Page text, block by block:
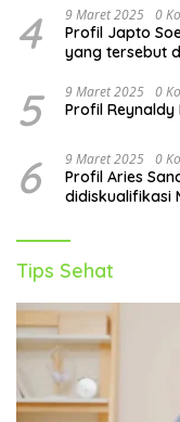
hidup sehatyang
4 9 Maret 2025 0
Profil Japto
yang tersebut
5 9 Maret 2025 0
Profil
6 9 Maret 2025 0
Profil Aries
didiskualifikasi
Tips Sehat